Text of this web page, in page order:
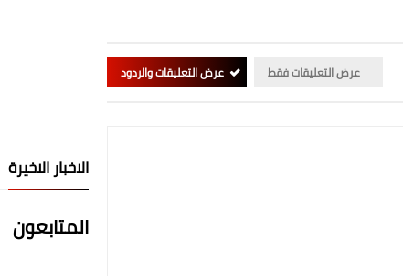
عرض التعليقات فقط عرض التعليقات والردود
الاخبار الاخيرة
المتابعون